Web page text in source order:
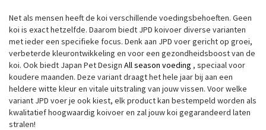
Net als mensen heeft de koi verschillende voedingsbehoeften. Geen
koi is exact hetzelfde. Daarom biedt JPD koivoer diverse varianten
met ieder een specifieke focus. Denk aan JPD voer gericht op groei,
verbeterde kleurontwikkeling en voor een gezondheidsboost van de
koi. Ook biedt Japan Pet Design All season voeding , speciaal voor
koudere maanden. Deze variant draagt het hele jaar bij aan een
heldere witte kleur en vitale uitstraling van jouw vissen. Voor welke
variant JPD voer je ook kiest, elk product kan bestempeld worden als
kwalitatief hoogwaardig koivoer en zal jouw koi gegarandeerd laten
stralen!